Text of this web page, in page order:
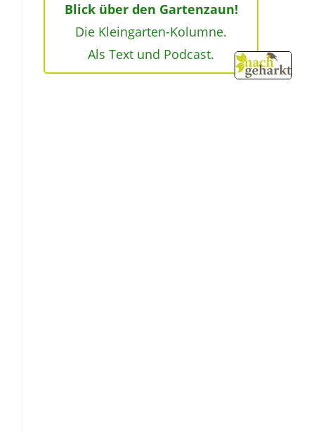
Blick über den Gartenzaun!
Die Kleingarten-Kolumne.
Als Text und Podcast.